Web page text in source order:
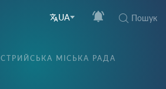
UA Пошук
СТРИЙСЬКА МІСЬКА РАДА